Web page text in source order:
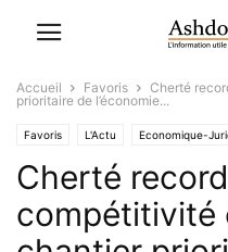
Accueil Favoris
Cherté
prioritaire de l’économie...
Favoris L'Actu Economique-
Cherté
compétitivité